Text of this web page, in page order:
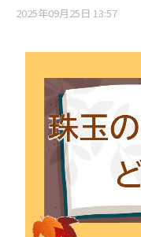
2025年09月25日 13:57